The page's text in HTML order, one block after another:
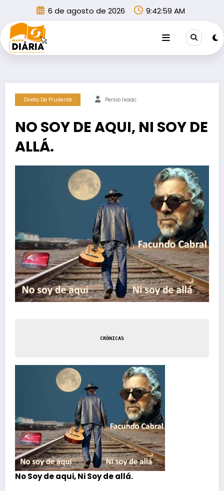
conteúdo
6 de agosto de 2026 9:43:00 AM
Direto De Prudente Persio Isaac
NO SOY DE AQUI, NI SOY DE
ALLÁ.
CRÔNICAS
No Soy de aqui, Ni Soy de allá.